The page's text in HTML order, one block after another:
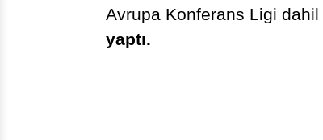
Avrupa Konferans Ligi dahil
yaptı.